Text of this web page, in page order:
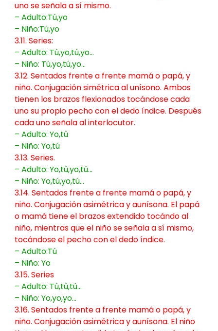
uno se señala a sí mismo.
– Adulto:Tú,yo
– Niño:Tú,yo
3.11. Series:
– Adulto: Tú,yo,tú,yo…
– Niño: Tú,yo,tú,yo…
3.12. Sentados frente a frente mamá o papá, y
niño. Conjugación simétrica al unísono. Ambos
tienen los brazos flexionados tocándose cada
uno su propio pecho con el dedo índice. Después
cada uno señala al interlocutor.
– Adulto: Yo,tú
– Niño: Yo,tú
3.13. Series.
– Adulto: Yo,tú,yo,tú…
– Niño: Yo,tú,yo,tú…
3.14. Sentados frente a frente mamá o papá, y
niño. Conjugación asimétrica y aunísona. El papá
o mamá tiene el brazos extendido tocándo al
niño, mientras que el niño se señala a sí mismo,
tocándose el pecho con el dedo índice.
– Adulto:Tú
– Niño: Yo
3.15. Series
– Adulto: Tú,tú,tú…
– Niño: Yo,yo,yo…
3.16. Sentados frente a frente mamá o papá, y
niño. Conjugación asimétrica y aunísona. El niño